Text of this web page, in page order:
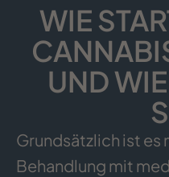
WIE
UND
Grundsätzlich ist es
Behandlung mit